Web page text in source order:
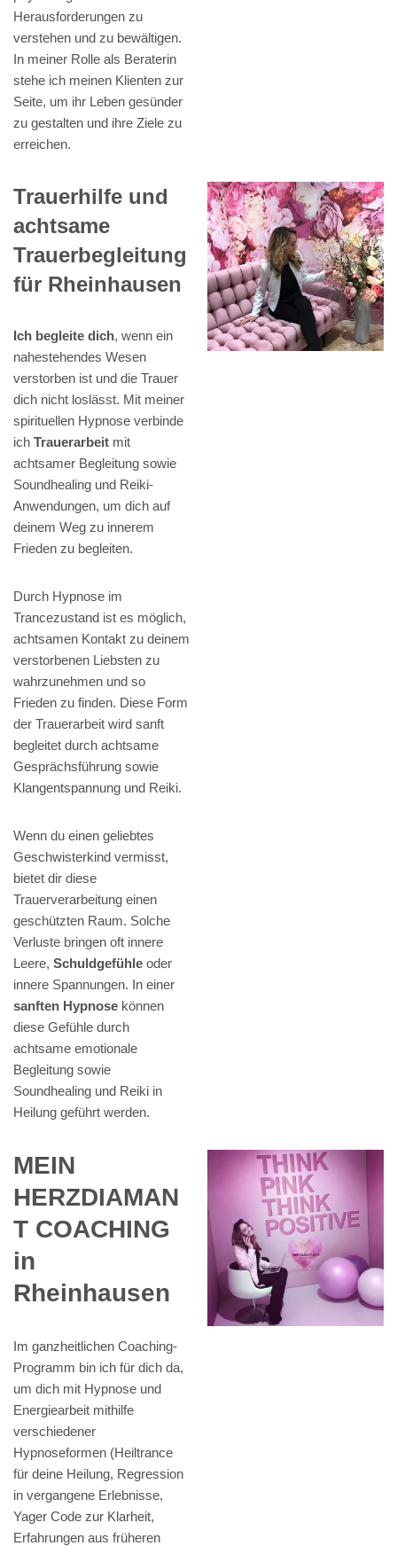
Herausforderungen zu
verstehen und zu bewältigen.
In meiner Rolle als Beraterin
stehe ich meinen Klienten zur
Seite, um ihr Leben gesünder
zu gestalten und ihre Ziele zu
erreichen.
Trauerhilfe und
achtsame
Trauerbegleitung
für Rheinhausen
Ich begleite dich, wenn ein
nahestehendes Wesen
verstorben ist und die Trauer
dich nicht loslässt. Mit meiner
spirituellen Hypnose verbinde
ich Trauerarbeit mit
achtsamer Begleitung sowie
Soundhealing und Reiki-
Anwendungen, um dich auf
deinem Weg zu innerem
Frieden zu begleiten.
Durch Hypnose im
Trancezustand ist es möglich,
achtsamen Kontakt zu deinem
verstorbenen Liebsten zu
wahrzunehmen und so
Frieden zu finden. Diese Form
der Trauerarbeit wird sanft
begleitet durch achtsame
Gesprächsführung sowie
Klangentspannung und Reiki.
Wenn du einen geliebtes
Geschwisterkind vermisst,
bietet dir diese
Trauerverarbeitung einen
geschützten Raum. Solche
Verluste bringen oft innere
Leere, Schuldgefühle oder
innere Spannungen. In einer
sanften Hypnose können
diese Gefühle durch
achtsame emotionale
Begleitung sowie
Soundhealing und Reiki in
Heilung geführt werden.
MEIN
HERZDIAMAN
T COACHING
in
Rheinhausen
Im ganzheitlichen Coaching-
Programm bin ich für dich da,
um dich mit Hypnose und
Energiearbeit mithilfe
verschiedener
Hypnoseformen (Heiltrance
für deine Heilung, Regression
in vergangene Erlebnisse,
Yager Code zur Klarheit,
Erfahrungen aus früheren